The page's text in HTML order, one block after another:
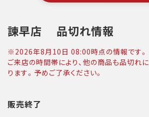
諫早店 品切れ情報
※ 2026年8月10日 08:00時点の情報です。
ご来店の時間帯により、他の商品も品切れ
ります。予めご了承ください。
販売終了